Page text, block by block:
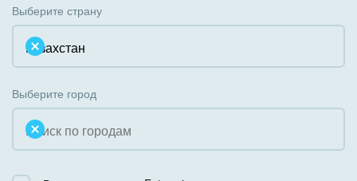
Внедрение Бизнес-процессов
Системное администрирование
Интернет-магазин и CRM
Крупные корпоративные внедрения
Коммунальные услуги, ЖКХ
Некоммерческие, религиозные организации,
Недвижимость, риэлтерские компании
Образование, наука
Облачный Битрикс24
Коробочная версия
Выберите страну
Выберите город